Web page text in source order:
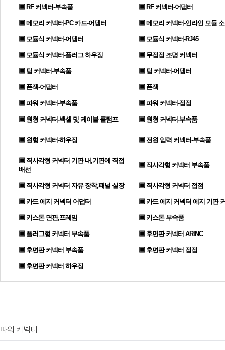
▣ RF 커넥터-부속품 ▣ RF 커넥터-어댑터
▣ 메모리 커넥터-PC 카드-어댑터 ▣ 메모리 커넥터-인라인 모듈
▣ 모듈식 커넥터-어댑터 ▣ 모듈식 커넥터-RJ45
▣ 모듈식 커넥터-플러그 하우징 ▣ 무접점 조명 커넥터
▣ 팁 커넥터-부속품 ▣ 팁 커넥터-어댑터
▣ 폰잭-어댑터 ▣ 폰잭
▣ 파워 커넥터-부속품 ▣ 파워 커넥터-접점
▣ 원형 커넥터-백셸 및 케이블 클램프 ▣ 원형 커넥터-부속품
▣ 원형 커넥터-하우징 ▣ 전원 입력 커넥터-부속품
▣ 직사각형 커넥터 기판 내,기판에 직접
배선
▣ 직사각형 커넥터 부속품
▣ 직사각형 커넥터 자유 장착,패널 실장 ▣ 직사각형 커넥터 접점
▣ 카드 에지 커넥터 어댑터 ▣ 카드 에지 커넥터 에지 기판
▣ 키스톤 면판,프레임 ▣ 키스톤 부속품
▣ 플러그형 커넥터 부속품 ▣ 후면판 커넥터 ARINC
▣ 후면판 커넥터 부속품 ▣ 후면판 커넥터 접점
▣ 후면판 커넥터 하우징
파워 커넥터